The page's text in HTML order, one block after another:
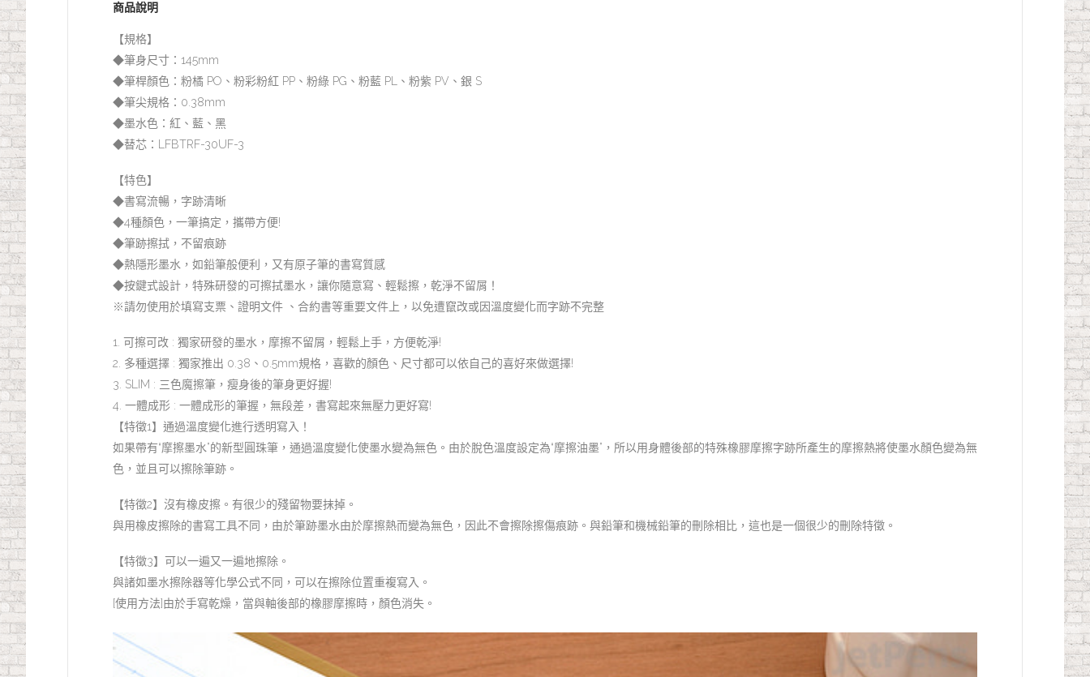
商品說明
【規格】
◆筆身尺寸：145mm
◆筆桿顏色：粉橘 PO、粉彩粉紅 PP、粉綠 PG、粉藍 PL、粉紫 PV、銀 S
◆筆尖規格：0.38mm
◆墨水色：紅、藍、黑
◆替芯：LFBTRF-30UF-3
【特色】
◆書寫流暢，字跡清晰
◆4種顏色，一筆搞定，攜帶方便!
◆筆跡擦拭，不留痕跡
◆熱隱形墨水，如鉛筆般便利，又有原子筆的書寫質感
◆按鍵式設計，特殊研發的可擦拭墨水，讓你隨意寫、輕鬆擦，乾淨不留屑！
※請勿使用於填寫支票、證明文件 、合約書等重要文件上，以免遭竄改或因溫度變化而字跡不完整
1. 可擦可改 : 獨家研發的墨水，摩擦不留屑，輕鬆上手，方便乾淨!
2. 多種選擇 : 獨家推出 0.38、0.5mm規格，喜歡的顏色、尺寸都可以依自己的喜好來做選擇!
3. SLIM : 三色魔擦筆，瘦身後的筆身更好握!
4. 一體成形 : 一體成形的筆握，無段差，書寫起來無壓力更好寫!
【特徵1】通過溫度變化進行透明寫入！
如果帶有“摩擦墨水”的新型圓珠筆，通過溫度變化使墨水變為無色。由於脫色溫度設定為“摩擦油墨”，所以用身體後部的特殊橡膠摩擦字跡所產生的摩擦熱將使墨水顏色變為無
色，並且可以擦除筆跡。
【特徵2】沒有橡皮擦。有很少的殘留物要抹掉。
與用橡皮擦除的書寫工具不同，由於筆跡墨水由於摩擦熱而變為無色，因此不會擦除擦傷痕跡。與鉛筆和機械鉛筆的刪除相比，這也是一個很少的刪除特徵。
【特徵3】可以一遍又一遍地擦除。
與諸如墨水擦除器等化學公式不同，可以在擦除位置重複寫入。
[使用方法]由於手寫乾燥，當與軸後部的橡膠摩擦時，顏色消失。